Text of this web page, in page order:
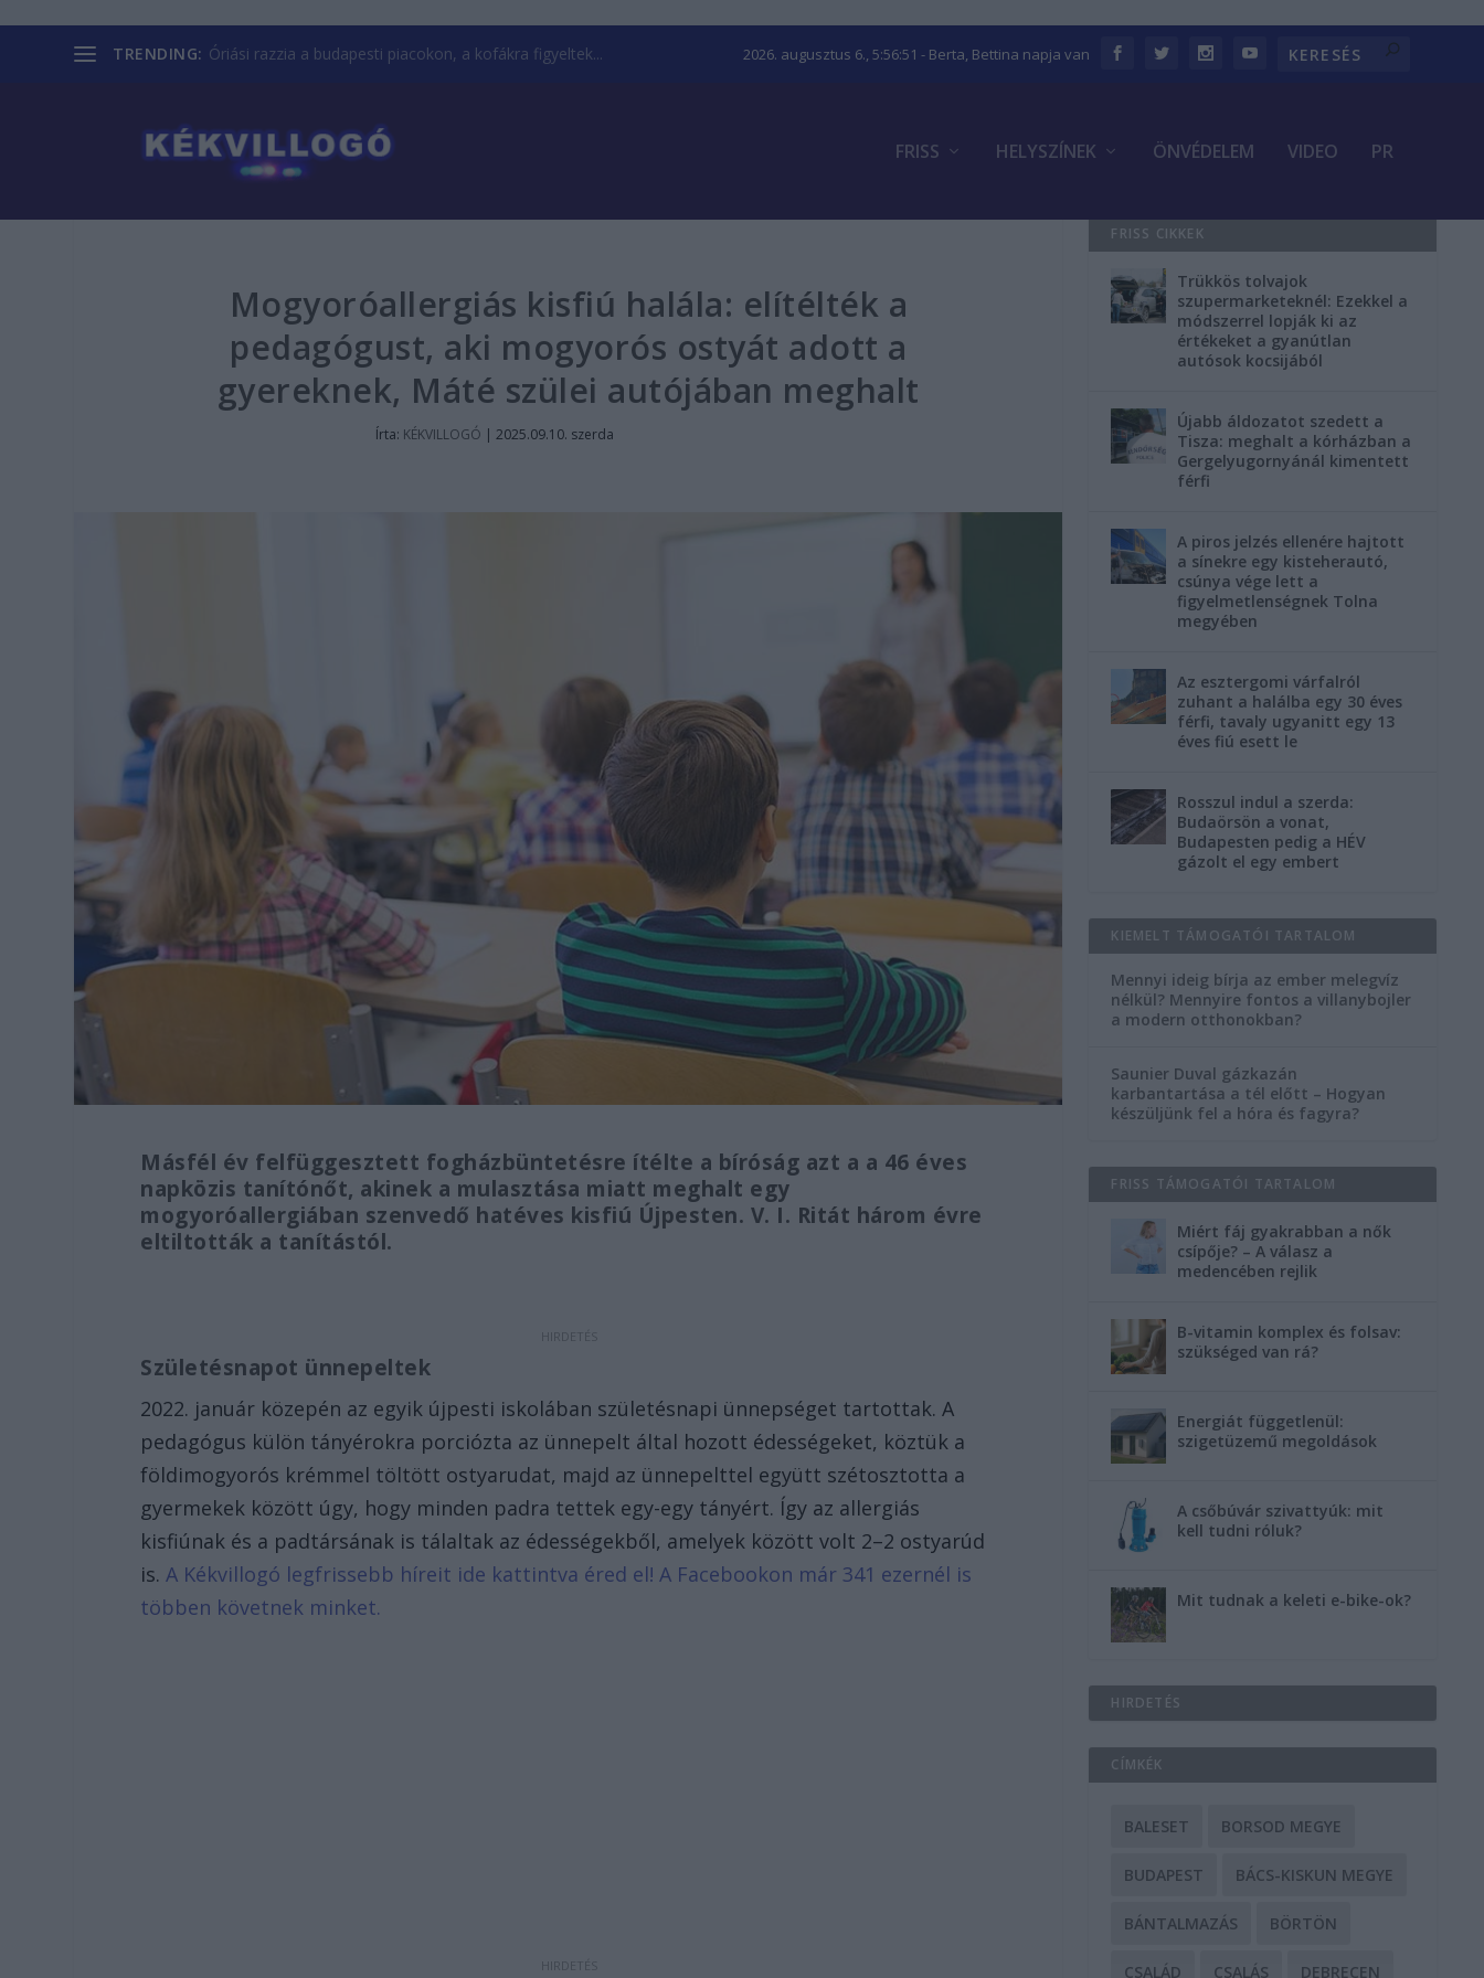
TRENDING: Óriási razzia a budapesti piacokon, a kofákra figyeltek... 2026. augusztus 6., 5:56:52 - Berta, Bettina napja van
FRISS HELYSZÍNEK ÖNVÉDELEM VIDEO PR
Mogyoróallergiás kisfiú halála: elítélték a
pedagógust, aki mogyorós ostyát adott a
gyereknek, Máté szülei autójában meghalt
Írta: KÉKVILLOGÓ |2025.09.10. szerda
Másfél év felfüggesztett fogházbüntetésre ítélte a bíróság azt a a 46 éves
napközis tanítónőt, akinek a mulasztása miatt meghalt egy
mogyoróallergiában szenvedő hatéves kisfiú Újpesten. V. I. Ritát három évre
eltiltották a tanítástól.
Születésnapot ünnepeltek
2022. január közepén az egyik újpesti iskolában születésnapi ünnepséget tartottak. A
pedagógus külön tányérokra porciózta az ünnepelt által hozott édességeket, köztük a
földimogyorós krémmel töltött ostyarudat, majd az ünnepelttel együtt szétosztotta a
gyermekek között úgy, hogy minden padra tettek egy-egy tányért. Így az allergiás
kisfiúnak és a padtársának is tálaltak az édességekből, amelyek között volt 2–2 ostyarúd
is.A Kékvillogó legfrissebb híreit ide kattintva éred el! A Facebookon már 341 ezernél is
többen követnek minket.
FRISS CIKKEK
Trükkös tolvajok
szupermarketeknél: Ezekkel a
módszerrel lopják ki az
értékeket a gyanútlan
autósok kocsijából
Újabb áldozatot szedett a
Tisza: meghalt a kórházban a
Gergelyugornyánál kimentett
férfi
A piros jelzés ellenére hajtott
a sínekre egy kisteherautó,
csúnya vége lett a
figyelmetlenségnek Tolna
megyében
Az esztergomi várfalról
zuhant a halálba egy 30 éves
férfi, tavaly ugyanitt egy 13
éves fiú esett le
Rosszul indul a szerda:
Budaörsön a vonat,
Budapesten pedig a HÉV
gázolt el egy embert
KIEMELT TÁMOGATÓI TARTALOM
Mennyi ideig bírja az ember melegvíz
nélkül? Mennyire fontos a villanybojler
a modern otthonokban?
Saunier Duval gázkazán
karbantartása a tél előtt – Hogyan
készüljünk fel a hóra és fagyra?
FRISS TÁMOGATÓI TARTALOM
Miért fáj gyakrabban a nők
csípője? – A válasz a
medencében rejlik
B-vitamin komplex és folsav:
szükséged van rá?
Energiát függetlenül:
szigetüzemű megoldások
A csőbúvár szivattyúk: mit
kell tudni róluk?
Mit tudnak a keleti e-bike-ok?
HIRDETÉS
CÍMKÉK
BALESET BORSOD MEGYE
BUDAPEST BÁCS-KISKUN MEGYE
BÁNTALMAZÁS BÖRTÖN
CSALÁD CSALÁS DEBRECEN